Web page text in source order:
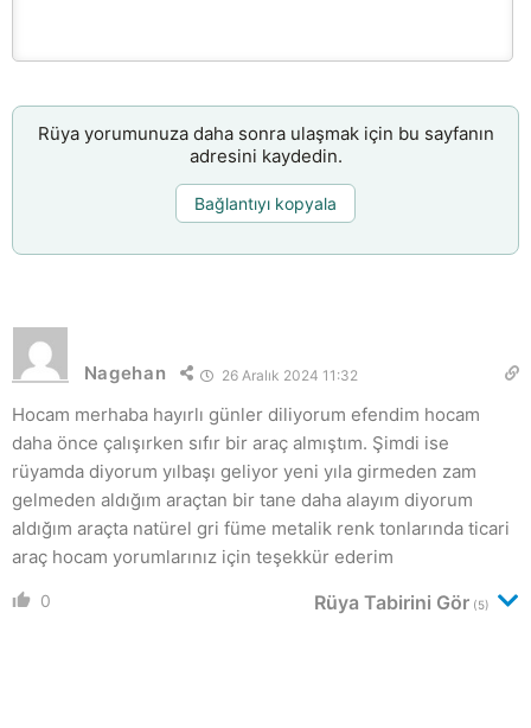
Rüya yorumunuza daha sonra ulaşmak için bu sayfanın
adresini kaydedin.
Bağlantıyı kopyala
Nagehan 26 Aralık 2024 11:32
Hocam merhaba hayırlı günler diliyorum efendim hocam
daha önce çalışırken sıfır bir araç almıştım. Şimdi ise
rüyamda diyorum yılbaşı geliyor yeni yıla girmeden zam
gelmeden aldığım araçtan bir tane daha alayım diyorum
aldığım araçta natürel gri füme metalik renk tonlarında ticari
araç hocam yorumlarınız için teşekkür ederim
0 Rüya Tabirini Gör (5)